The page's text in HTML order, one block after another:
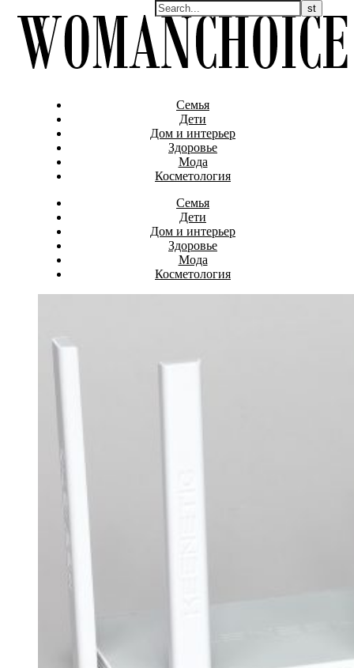
Семья
Дети
Дом и интерьер
Здоровье
Мода
Косметология
Семья
Дети
Дом и интерьер
Здоровье
Мода
Косметология